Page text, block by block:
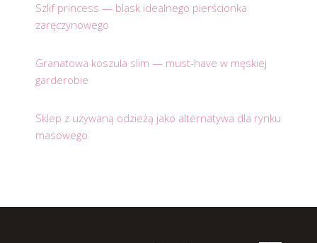
Szlif princess — blask idealnego pierścionka
zaręczynowego
Granatowa koszula slim — must-have w męskiej
garderobie
Sklep z używaną odzieżą jako alternatywa dla rynku
masowego